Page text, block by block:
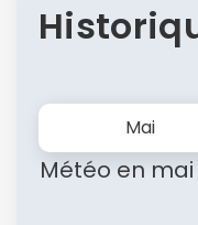
Mai
Météo en mai